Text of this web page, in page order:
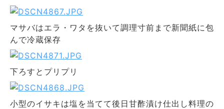
マサバはエラ・ワタを抜いて調理寸前まで新聞紙に包
んで冷蔵保存
下ろすとプリプリ
小型のイサキは塩を当てて後日甘酢漬け仕出し料理の